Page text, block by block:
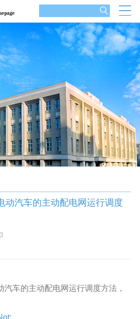
动汽车的主动配电网运行调度
车的主动配电网运行调度方法，